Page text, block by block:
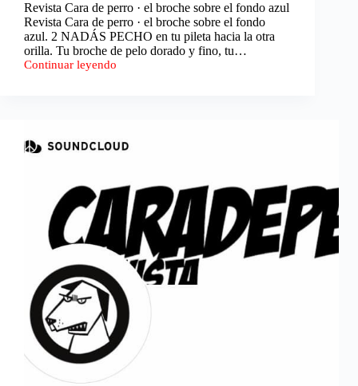
Revista Cara de perro · el broche sobre el fondo azul
Revista Cara de perro · el broche sobre el fondo
azul. 2 NADÁS PECHO en tu pileta hacia la otra
orilla. Tu broche de pelo dorado y fino, tu…
Continuar leyendo
el
azul